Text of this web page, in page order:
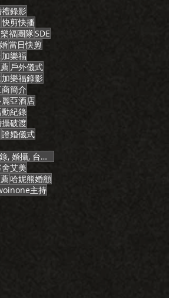
錄影
快剪快播
福團隊SDE
當日快剪
加樂福
戶外儀式
加樂福錄影
商簡介
亞酒店
紀錄
破渡
證婚儀式
加樂福, 婚錄, 婚禮記錄, 婚攝, 台北婚錄, 婚禮錄影, 推薦婚錄, 婚錄推薦, 婚攝推薦, 推
舍艾美
哈妮熊婚顧
主持